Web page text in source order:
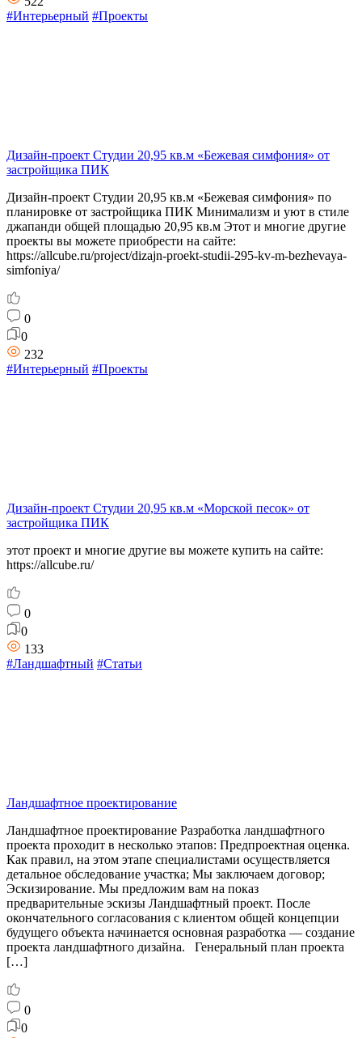
#Интерьерный #Проекты
Дизайн-проект Студии 20,95 кв.м «Бежевая симфония» от
застройщика ПИК
Дизайн-проект Студии 20,95 кв.м «Бежевая симфония» по
планировке от застройщика ПИК Минимализм и уют в стиле
джапанди общей площадью 20,95 кв.м Этот и многие другие
проекты вы можете приобрести на сайте:
https://allcube.ru/project/dizajn-proekt-studii-295-kv-m-bezhevaya-
simfoniya/
0
0
232
#Интерьерный #Проекты
Дизайн-проект Студии 20,95 кв.м «Морской песок» от
застройщика ПИК
этот проект и многие другие вы можете купить на сайте:
https://allcube.ru/
0
0
133
#Ландшафтный #Статьи
Ландшафтное проектирование
Ландшафтное проектирование Разработка ландшафтного
проекта проходит в несколько этапов: Предпроектная оценка.
Как правил, на этом этапе специалистами осуществляется
детальное обследование участка; Мы заключаем договор;
Эскизирование. Мы предложим вам на показ
предварительные эскизы Ландшафтный проект. После
окончательного согласования с клиентом общей концепции
будущего объекта начинается основная разработка — создание
проекта ландшафтного дизайна. Генеральный план проекта
[…]
0
0